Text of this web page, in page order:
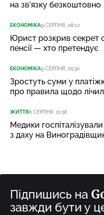
на зв’язку безкоштовно
ЕКОНОМІКА9 СЕРПНЯ, 08:12
Юрист розкрив секрет
пенсії — хто претендує
ЕКОНОМІКА9 СЕРПНЯ, 05:30
Зростуть суми у
про правила щодо
ЖИТТЯ8 СЕРПНЯ, 21:56
Медики госпіталізували
з даху на
Підпишись на
завжди бути у